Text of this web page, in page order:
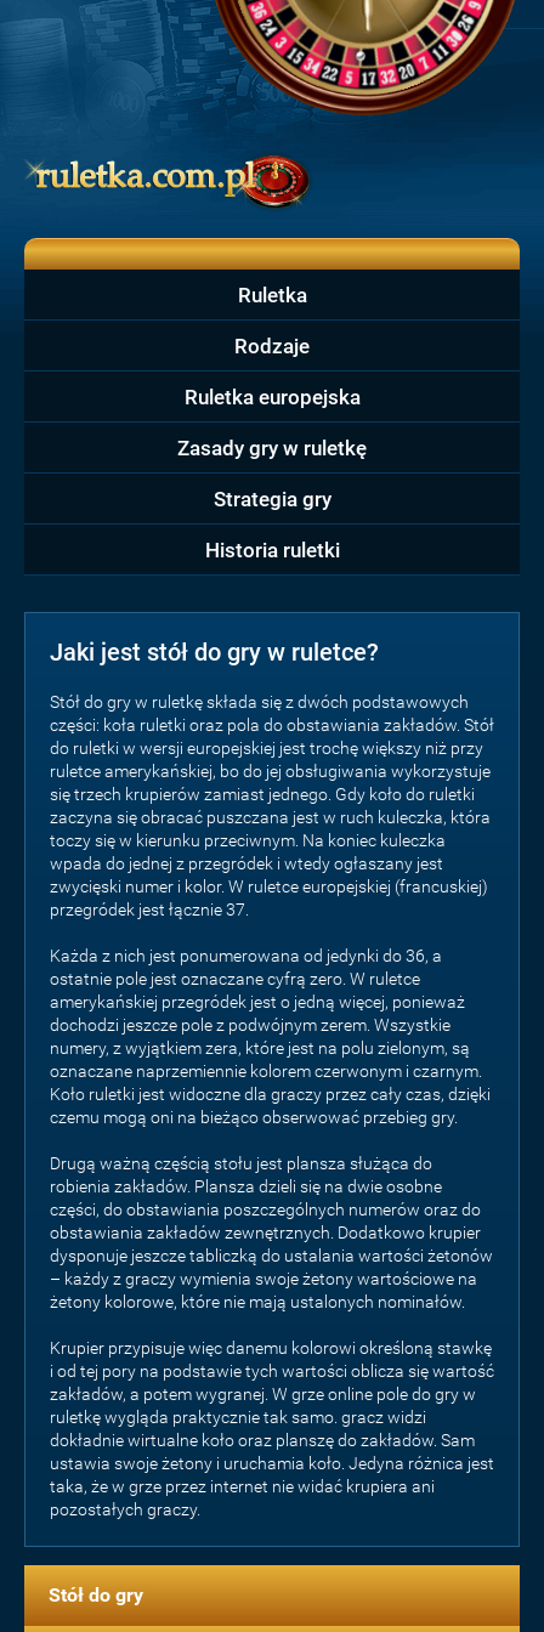
Ruletka
Rodzaje
Ruletka europejska
Zasady gry w ruletkę
Strategia gry
Historia ruletki
Jaki jest stół do gry w ruletce?
Stół do gry w ruletkę składa się z dwóch podstawowych
części: koła ruletki oraz pola do obstawiania zakładów. Stół
do ruletki w wersji europejskiej jest trochę większy niż przy
ruletce amerykańskiej, bo do jej obsługiwania wykorzystuje
się trzech krupierów zamiast jednego. Gdy koło do ruletki
zaczyna się obracać puszczana jest w ruch kuleczka, która
toczy się w kierunku przeciwnym. Na koniec kuleczka
wpada do jednej z przegródek i wtedy ogłaszany jest
zwycięski numer i kolor. W ruletce europejskiej (francuskiej)
przegródek jest łącznie 37.
Każda z nich jest ponumerowana od jedynki do 36, a
ostatnie pole jest oznaczane cyfrą zero. W ruletce
amerykańskiej przegródek jest o jedną więcej, ponieważ
dochodzi jeszcze pole z podwójnym zerem. Wszystkie
numery, z wyjątkiem zera, które jest na polu zielonym, są
oznaczane naprzemiennie kolorem czerwonym i czarnym.
Koło ruletki jest widoczne dla graczy przez cały czas, dzięki
czemu mogą oni na bieżąco obserwować przebieg gry.
Drugą ważną częścią stołu jest plansza służąca do
robienia zakładów. Plansza dzieli się na dwie osobne
części, do obstawiania poszczególnych numerów oraz do
obstawiania zakładów zewnętrznych. Dodatkowo krupier
dysponuje jeszcze tabliczką do ustalania wartości żetonów
– każdy z graczy wymienia swoje żetony wartościowe na
żetony kolorowe, które nie mają ustalonych nominałów.
Krupier przypisuje więc danemu kolorowi określoną stawkę
i od tej pory na podstawie tych wartości oblicza się wartość
zakładów, a potem wygranej. W grze online pole do gry w
ruletkę wygląda praktycznie tak samo. gracz widzi
dokładnie wirtualne koło oraz planszę do zakładów. Sam
ustawia swoje żetony i uruchamia koło. Jedyna różnica jest
taka, że w grze przez internet nie widać krupiera ani
pozostałych graczy.
Stół do gry